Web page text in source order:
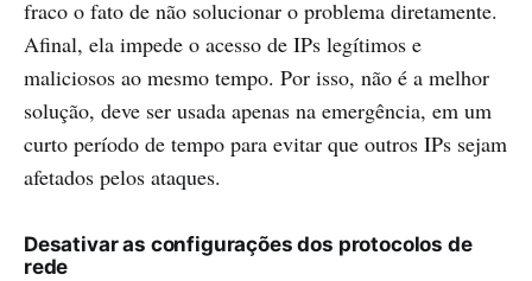
fraco o fato de não solucionar o problema diretamente.
Afinal, ela impede o acesso de IPs legítimos e
maliciosos ao mesmo tempo. Por isso, não é a melhor
solução, deve ser usada apenas na emergência, em um
curto período de tempo para evitar que outros IPs sejam
afetados pelos ataques.
Desativar as configurações dos protocolos de
rede